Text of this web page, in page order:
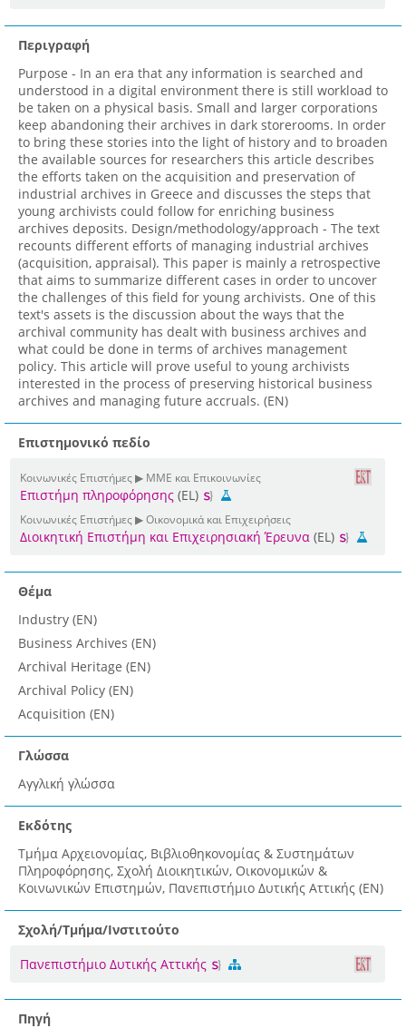
Περιγραφή
Purpose - In an era that any information is searched and
understood in a digital environment there is still workload to
be taken on a physical basis. Small and larger corporations
keep abandoning their archives in dark storerooms. In order
to bring these stories into the light of history and to broaden
the available sources for researchers this article describes
the efforts taken on the acquisition and preservation of
industrial archives in Greece and discusses the steps that
young archivists could follow for enriching business
archives deposits. Design/methodology/approach - The text
recounts different efforts of managing industrial archives
(acquisition, appraisal). This paper is mainly a retrospective
that aims to summarize different cases in order to uncover
the challenges of this field for young archivists. One of this
text's assets is the discussion about the ways that the
archival community has dealt with business archives and
what could be done in terms of archives management
policy. This article will prove useful to young archivists
interested in the process of preserving historical business
archives and managing future accruals. (EN)
Επιστημονικό πεδίο
Κοινωνικές Επιστήμες ▶ ΜΜΕ και Επικοινωνίες
Επιστήμη πληροφόρησης (EL)
Κοινωνικές Επιστήμες ▶ Οικονομικά και Επιχειρήσεις
Διοικητική Επιστήμη και Επιχειρησιακή Έρευνα (EL)
Θέμα
Industry (EN)
Business Archives (EN)
Archival Heritage (EN)
Archival Policy (EN)
Acquisition (EN)
Γλώσσα
Αγγλική γλώσσα
Εκδότης
Τμήμα Αρχειονομίας, Βιβλιοθηκονομίας & Συστημάτων
Πληροφόρησης, Σχολή Διοικητικών, Οικονομικών &
Κοινωνικών Επιστημών, Πανεπιστήμιο Δυτικής Αττικής (EN)
Σχολή/Τμήμα/Ινστιτούτο
Πανεπιστήμιο Δυτικής Αττικής
Πηγή